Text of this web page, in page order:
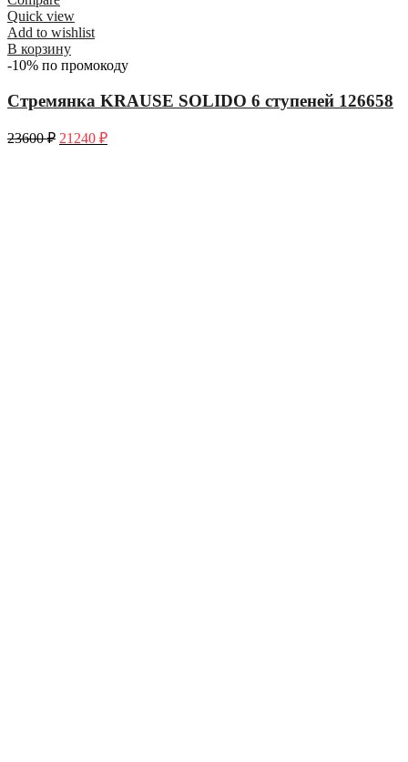
Quick view
Add to wishlist
В корзину
-10% по промокоду
Стремянка KRAUSE SOLIDO 6 ступеней 126658
23600₽ 21240 ₽